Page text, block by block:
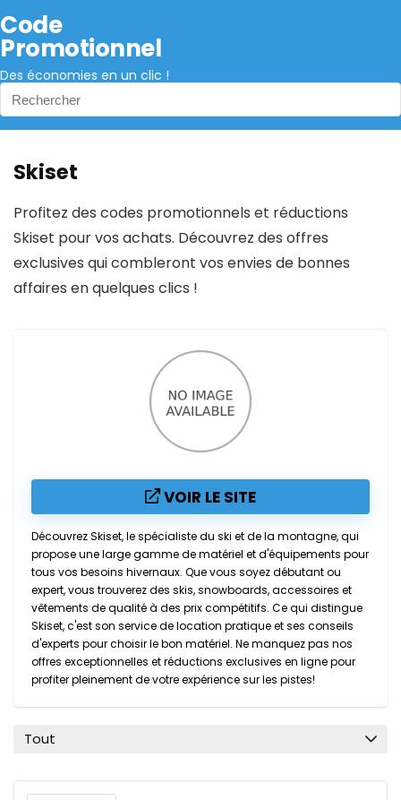
Code
Promotionnel
Des économies en un clic !
Skiset
Profitez des codes promotionnels et réductions
Skiset pour vos achats. Découvrez des offres
exclusives qui combleront vos envies de bonnes
affaires en quelques clics !
VOIR LE SITE
Découvrez Skiset, le spécialiste du ski et de la montagne, qui
propose une large gamme de matériel et d'équipements pour
tous vos besoins hivernaux. Que vous soyez débutant ou
expert, vous trouverez des skis, snowboards, accessoires et
vêtements de qualité à des prix compétitifs. Ce qui distingue
Skiset, c'est son service de location pratique et ses conseils
d'experts pour choisir le bon matériel. Ne manquez pas nos
offres exceptionnelles et réductions exclusives en ligne pour
profiter pleinement de votre expérience sur les pistes!
Tout